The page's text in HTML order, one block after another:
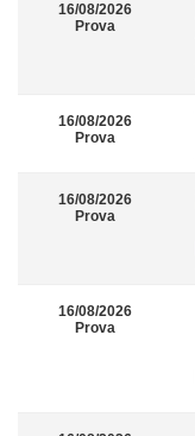
16/08/2026
Prova
16/08/2026
Prova
16/08/2026
Prova
16/08/2026
Prova